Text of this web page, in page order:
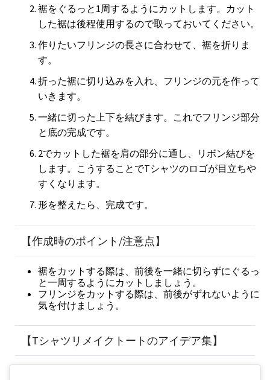
裾をぐるっと1周するようにカットします。カット
した裾は後程使用するので取っておいてください。
作りたいフリンジの長さに合わせて、裾を折りま
す。
折った裾に切り込みを入れ、フリンジの元を作って
いきます。
一緒に切った上下を結びます。これでフリンジ部分
と底の完成です。
2でカットした裾を肩の部分に通し、リボン結びを
します。こうすることでTシャツのロゴが目立ちや
すくなります。
形を整えたら、完成です。
【作成時のポイント/注意点】
裾をカットする際は、前後を一緒に切らずにぐるっ
と一周するようにカットしましょう。
フリンジをカットする際は、前後がずれないように
気を付けましょう。
【Tシャツリメイクトートのアイデア集】